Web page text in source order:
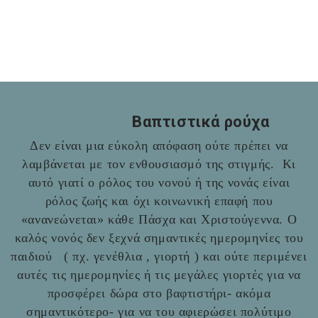
Βαπτιστικά ρούχα
Δεν είναι μια εύκολη απόφαση ούτε πρέπει να
λαμβάνεται με τον ενθουσιασμό της στιγμής. Κι
αυτό γιατί ο ρόλος του νονού ή της νονάς είναι
ρόλος ζωής και όχι κοινωνική επαφή που
«ανανεώνεται» κάθε Πάσχα και Χριστούγεννα. Ο
καλός νονός δεν ξεχνά σημαντικές ημερομηνίες του
παιδιού ( πχ. γενέθλια , γιορτή ) και ούτε περιμένει
αυτές τις ημερομηνίες ή τις μεγάλες γιορτές για να
προσφέρει δώρα στο βαφτιστήρι- ακόμα
σημαντικότερο- για να του αφιερώσει πολύτιμο